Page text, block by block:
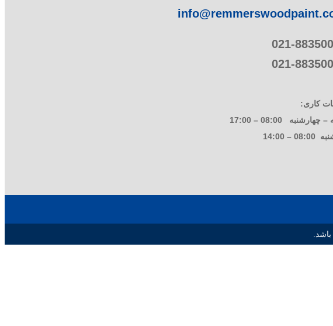
021-
021-
کاری:
چهارشنبه 08:00 – 17:00
– 14:00